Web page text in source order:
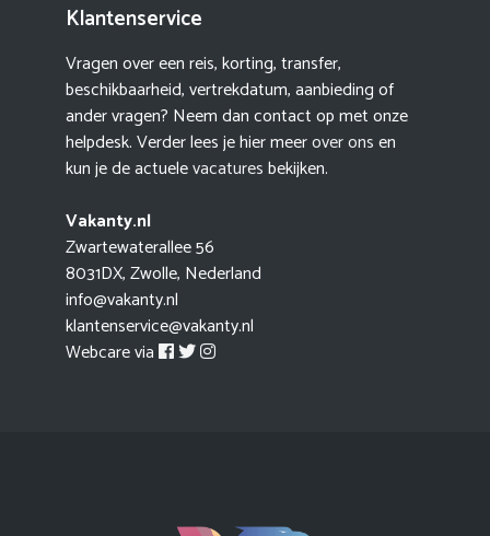
Klantenservice
Vragen over een reis, korting, transfer,
beschikbaarheid, vertrekdatum, aanbieding of
ander vragen? Neem dan contact op met onze
helpdesk. Verder lees je hier meerover onsen
kun je de actuelevacaturesbekijken.
Vakanty.nl
Zwartewaterallee 56
8031DX, Zwolle, Nederland
info@vakanty.nl
klantenservice@vakanty.nl
Webcare via